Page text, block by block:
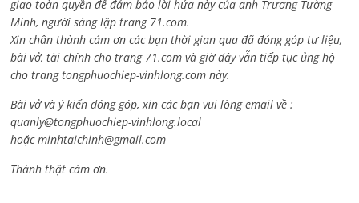
giao toàn quyền để đảm bảo lời hứa này của anh Trương Tường
Minh, người sáng lập trang 71.com.
Xin chân thành cám ơn các bạn thời gian qua đã đóng góp tư liệu,
bài vở, tài chính cho trang 71.com và giờ đây vẫn tiếp tục ủng hộ
cho trang tongphuochiep-vinhlong.com này.
Bài vở và ý kiến đóng góp, xin các bạn vui lòng email về :
quanly@tongphuochiep-vinhlong.local
hoặcminhtaichinh@gmail.com
Thành thật cám ơn.